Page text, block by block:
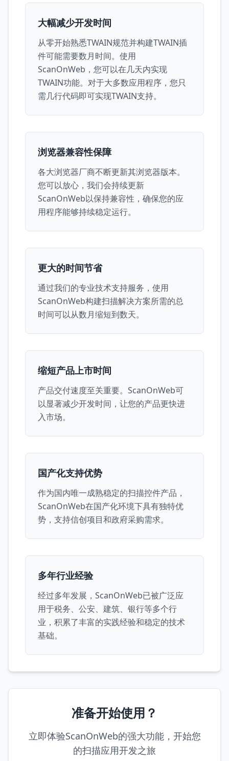
大幅减少开发时间
从零开始熟悉TWAIN规范并构建TWAIN插
件可能需要数月时间。使用
ScanOnWeb，您可以在几天内实现
TWAIN功能。对于大多数应用程序，您只
需几行代码即可实现TWAIN支持。
浏览器兼容性保障
各大浏览器厂商不断更新其浏览器版本。
您可以放心，我们会持续更新
ScanOnWeb以保持兼容性，确保您的应
用程序能够持续稳定运行。
更大的时间节省
通过我们的专业技术支持服务，使用
ScanOnWeb构建扫描解决方案所需的总
时间可以从数月缩短到数天。
缩短产品上市时间
产品交付速度至关重要。ScanOnWeb可
以显著减少开发时间，让您的产品更快进
入市场。
国产化支持优势
作为国内唯一成熟稳定的扫描控件产品，
ScanOnWeb在国产化环境下具有独特优
势，支持信创项目和政府采购需求。
多年行业经验
经过多年发展，ScanOnWeb已被广泛应
用于税务、公安、建筑、银行等多个行
业，积累了丰富的实践经验和稳定的技术
基础。
准备开始使用？
立即体验ScanOnWeb的强大功能，开始您
的扫描应用开发之旅